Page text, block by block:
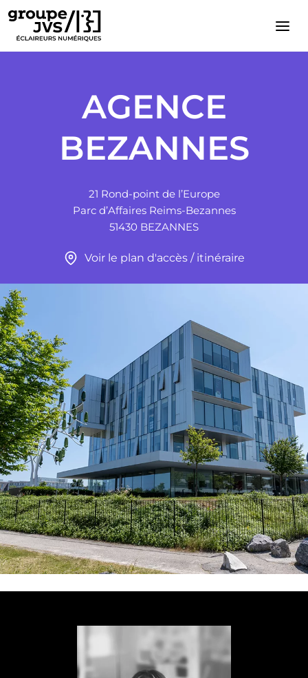
AGENCE
BEZANNES
21 Rond-point de l’Europe
Parc d’Affaires Reims-Bezannes
51430 BEZANNES
Voir le plan d'accès / itinéraire
Cookies management panel